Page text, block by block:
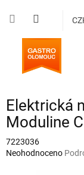
Elektrická
Moduline
7223036
Průměrné
Neohodnoceno